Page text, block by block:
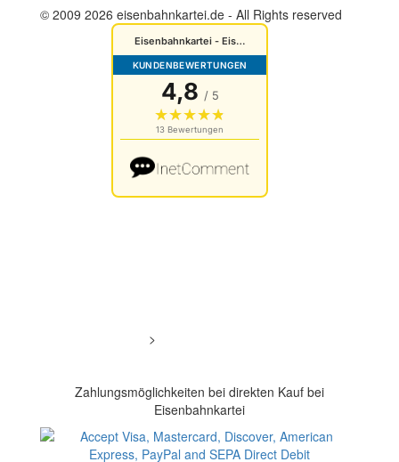
© 2009 2026 eisenbahnkartei.de - All Rights reserved
>
Zahlungsmöglichkeiten bei direkten Kauf bei
Eisenbahnkartei